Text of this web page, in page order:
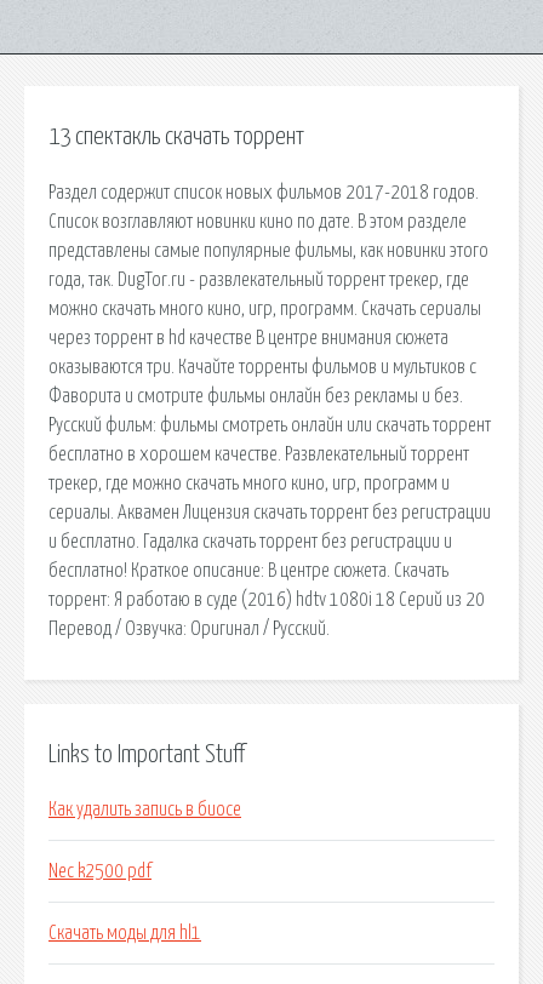
13 спектакль скачать торрент
Раздел содержит список новых фильмов 2017-2018 годов.
Список возглавляют новинки кино по дате. В этом разделе
представлены самые популярные фильмы, как новинки этого
года, так. DugTor.ru - развлекательный торрент трекер, где
можно скачать много кино, игр, программ. Скачать сериалы
через торрент в hd качестве В центре внимания сюжета
оказываются три. Качайте торренты фильмов и мультиков с
Фаворита и смотрите фильмы онлайн без рекламы и без.
Русский фильм: фильмы смотреть онлайн или скачать торрент
бесплатно в хорошем качестве. Развлекательный торрент
трекер, где можно скачать много кино, игр, программ и
сериалы. Аквамен Лицензия скачать торрент без регистрации
и бесплатно. Гадалка скачать торрент без регистрации и
бесплатно! Краткое описание: В центре сюжета. Скачать
торрент: Я работаю в суде (2016) hdtv 1080i 18 Серий из 20
Перевод / Озвучка: Оригинал / Русский.
Links to Important Stuff
Как удалить запись в биосе
Nec k2500 pdf
Скачать моды для hl1